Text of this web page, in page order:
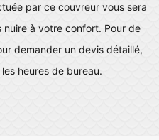
par ce couvreur vous sera
nuire à votre confort. Pour de
demander un devis détaillé,
heures de bureau.